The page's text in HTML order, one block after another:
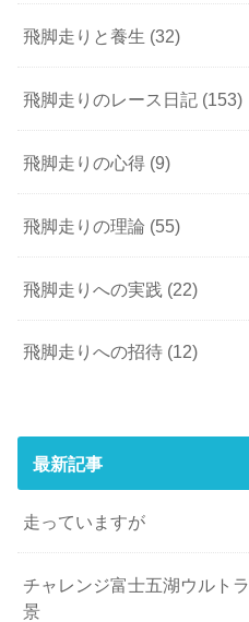
飛脚走りと養生 (32)
飛脚走りのレース日記 (153)
飛脚走りの心得 (9)
飛脚走りの理論 (55)
飛脚走りへの実践 (22)
飛脚走りへの招待 (12)
最新記事
走っていますが
チャレンジ富士五湖ウルト
景